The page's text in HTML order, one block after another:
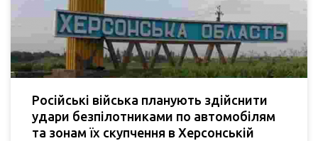
Російські війська планують здійснити
удари безпілотниками по автомобілям
та зонам їх скупчення в Херсонській